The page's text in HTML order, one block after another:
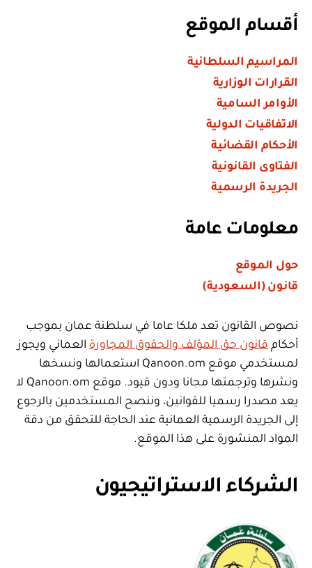
أقسام الموقع
المراسيم السلطانية
القرارات الوزارية
الأوامر السامية
الاتفاقيات الدولية
الأحكام القضائية
الفتاوى القانونية
الجريدة الرسمية
معلومات عامة
حول الموقع
قانون (السعودية)
نصوص القانون تعد ملكا عاما في سلطنة عمان بموجب
أحكام قانون حق المؤلف والحقوق المجاورة العماني ويجوز
لمستخدمي موقع Qanoon.om استعمالها ونسخها
ونشرها وترجمتها مجانا ودون قيود. موقع Qanoon.om لا
يعد مصدرا رسميا للقوانين، وننصح المستخدمين بالرجوع
إلى الجريدة الرسمية العمانية عند الحاجة للتحقق من دقة
المواد المنشورة على هذا الموقع.
الشركاء الاستراتيجيون